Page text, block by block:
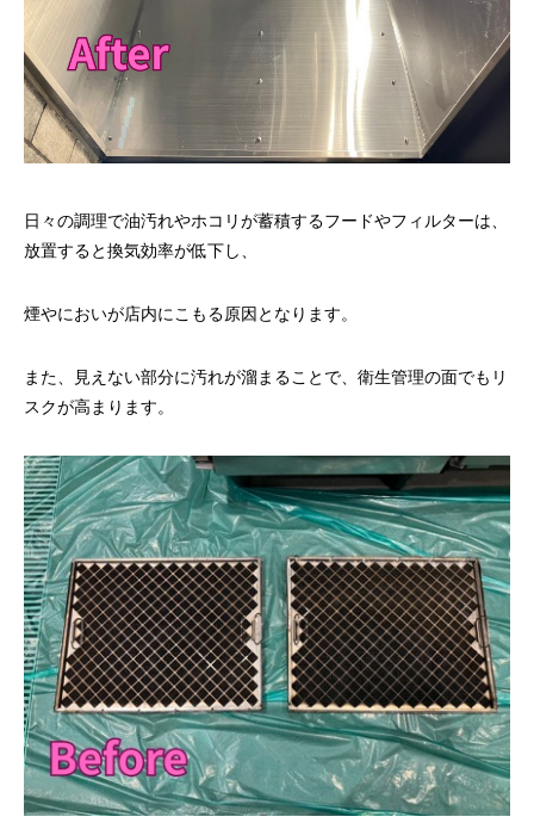
日々の調理で油汚れやホコリが蓄積するフードやフィルターは、
放置すると換気効率が低下し、
煙やにおいが店内にこもる原因となります。
また、見えない部分に汚れが溜まることで、衛生管理の面でもリ
スクが高まります。